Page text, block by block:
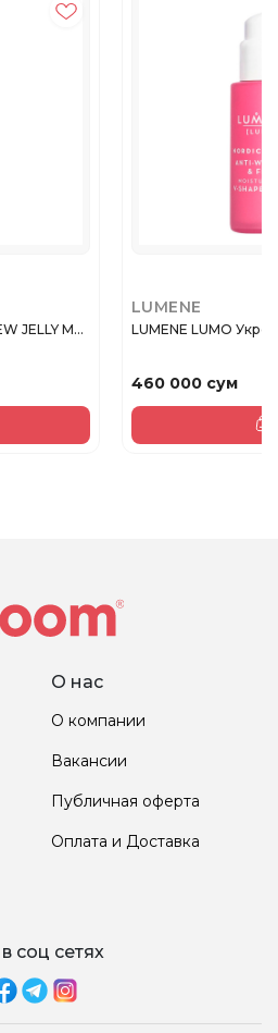
JELLY М...
LUMENE
LUMENE LUMO
460 000 сум
О нас
О компании
Вакансии
Публичная оферта
Оплата и Доставка
соц сетях